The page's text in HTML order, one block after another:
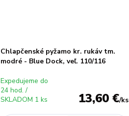
Chlapčenské pyžamo kr. rukáv tm.
modré - Blue Dock, veľ. 110/116
13,60 €/ks
Expedujeme do
24 hod. /
SKLADOM 1 ks